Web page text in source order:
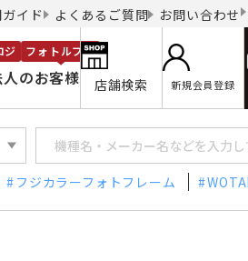
イド よくあるご質問 お問い合わせ
のお客様
ジ フォトルプロ
店舗検索 新規会員登録
フジカラーフォトフレーム